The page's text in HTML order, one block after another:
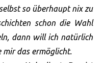
so überhaupt nix zu
schon die Wahl
dann will ich natürlich
mir das ermöglicht.